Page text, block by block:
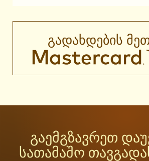
გადახდების
გაემგზავრეთ
სათამაშო